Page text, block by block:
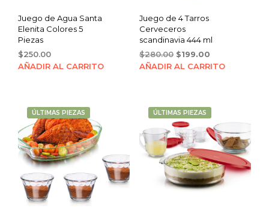
Juego de Agua Santa
Elenita Colores 5
Piezas
$250.00
AÑADIR AL CARRITO
Juego de 4 Tarros
Cerveceros
scandinavia 444 ml
$280.00 Original
price
$199.00Current
price
AÑADIR AL CARRITO
ÚLTIMAS PIEZAS ÚLTIMAS PIEZAS